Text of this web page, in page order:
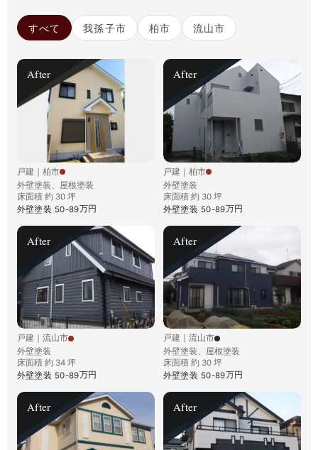
すべて 我孫子市 柏市 流山市
After
戸建 ｜ 柏市
外壁塗装、屋根塗装
床面積 約 30 坪
外壁塗装 50-89万円
After
戸建 ｜ 柏市
外壁塗装
床面積 約 30 坪
外壁塗装 50-89万円
After
戸建
流山市
外壁塗装
床面積 約 34 坪
外壁塗装 50-89万円
After
戸建
流山市
外壁塗装、屋根塗装
床面積 約 30 坪
外壁塗装 50-89万円
After After